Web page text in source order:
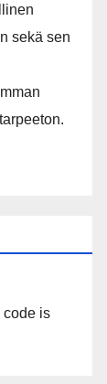
sekä sen
code is